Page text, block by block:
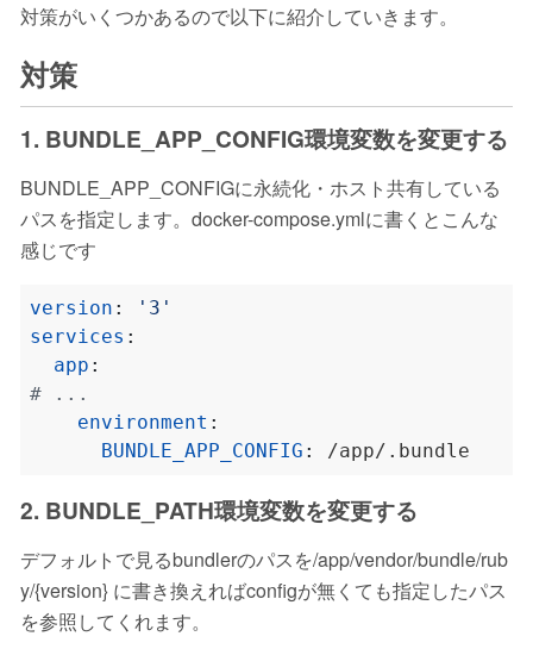
対策がいくつかあるので以下に紹介していきます。
対策
1. BUNDLE_APP_CONFIG環境変数を変更する
BUNDLE_APP_CONFIGに永続化・ホスト共有している
パスを指定します。docker-compose.ymlに書くとこんな
感じです
version :
'3'
services :
app :
# ...
environment :
BUNDLE_APP_CONFIG : /app/.bundle
2. BUNDLE_PATH環境変数を変更する
デフォルトで見るbundlerのパスを/app/vendor/bundle/rub
y/{version} に書き換えればconfigが無くても指定したパス
を参照してくれます。